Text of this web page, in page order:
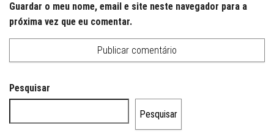
Guardar o meu nome, email e site neste navegador para a
próxima vez que eu comentar.
Pesquisar
Pesquisar